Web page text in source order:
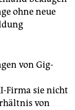
ohne neue
von Gig-
Firma sie nicht
von